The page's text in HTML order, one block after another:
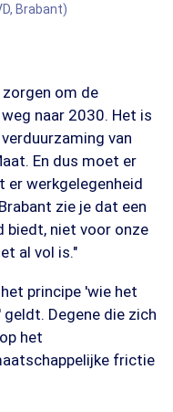
Brabant)
om de
naar 2030. Het is
van
En dus moet er
er werkgelegenheid
zie je dat een
biedt, niet voor onze
al vol is."
principe 'wie het
Degene die zich
het
frictie